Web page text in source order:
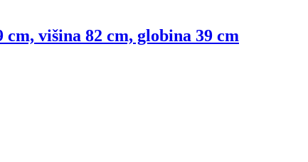
višina 82 cm, globina 39 cm